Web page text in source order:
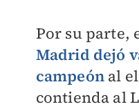
Por su parte,
Madrid dejó
campeónal
contienda al